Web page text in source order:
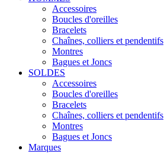
Accessoires
Boucles d'oreilles
Bracelets
Chaînes, colliers et pendentifs
Montres
Bagues et Joncs
SOLDES
Accessoires
Boucles d'oreilles
Bracelets
Chaînes, colliers et pendentifs
Montres
Bagues et Joncs
Marques